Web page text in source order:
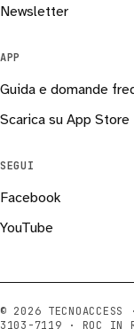
Newsletter
APP
Guida e domande
Scarica su App Store
SEGUI
Facebook
YouTube
© 2026 TECNOACCESS
3103-7119 · ROC IN